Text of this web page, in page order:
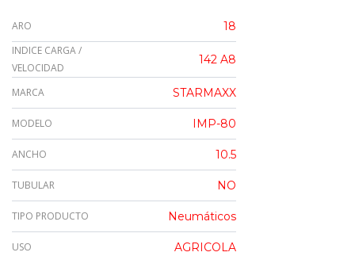
ARO 18
INDICE CARGA /
VELOCIDAD
142 A8
MARCA STARMAXX
MODELO IMP-80
ANCHO 10.5
TUBULAR NO
TIPO PRODUCTO Neumáticos
USO AGRICOLA